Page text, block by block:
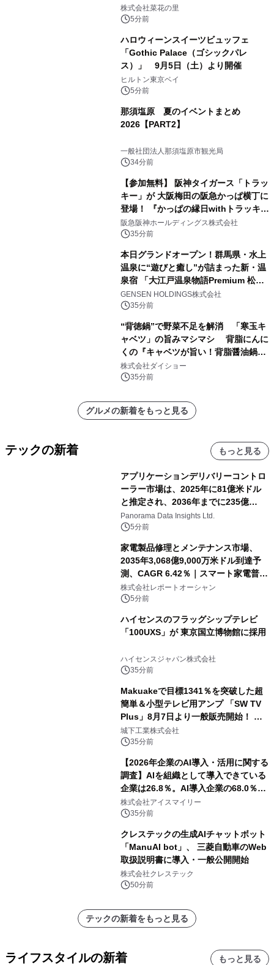
株式会社菜花の里
5分前
ハロウィーンスイーツビュッフェ
「Gothic Palace（ゴシックパレ
ス）」 9月5日（土）より開催
ヒルトン東京ベイ
5分前
那須塩原 夏のイベントまとめ
2026【PART2】
一般社団法人那須塩原市観光局
34分前
【参加無料】 阪神タイガース「トラッ
キー」が 大阪梅田の阪急かっぱ横丁に
登場！ 『かっぱの縁日withトラッキ
ー』
阪急阪神ホールディングス株式会社
35分前
本日グランドオープン！群馬県・水上
温泉に“遊びと癒し”が詰まった新・温
泉宿 「大江戸温泉物語Premium 松乃
井」が誕生
GENSEN HOLDINGS株式会社
35分前
“背徳鍋”で野菜不足を解消 「寒玉キ
ャベツ」の旨みマシマシ 背脂にんに
くの『キャベツが旨い！背脂醤油鍋ス
ープ』発売
株式会社ダイショー
35分前
グルメの新着をもっと見る
テックの新着 もっと見る
アプリケーションデリバリーコントロ
ーラー市場は、2025年に81億米ドル
と推定され、2036年までに235億
8,000万米ドルに達すると予測されて
おり、予測期間（2026年～2036年）
Panorama Data Insights Ltd.
5分前
家電製品修理とメンテナンス市場、
2035年3,068億9,000万米ドル到達予
測、CAGR 6.42％｜スマート家電普
及・循環型経済・メンテナンス需要拡
大が成長を加速
株式会社レポートオーシャン
5分前
ハイセンスのフラッグシップテレビ
「100UXS」が 東京国立博物館に採用
ハイセンスジャパン株式会社
35分前
Makuakeで目標1341％を突破した超
簡単＆小型テレビ用アンプ 「SW TV
Plus」8月7日より一般販売開始！ ケ
ーブル1本つなぐだけ、テレビの音が
ぐっと豊かに
城下工業株式会社
35分前
【2026年企業のAI導入・活用に関する
調査】AIを組織として導入できている
企業は26.8％。AI導入企業の68.0％
が、自社でのAI導入・活用は「上手く
いっている」と回答
株式会社アイスマイリー
35分前
クレステックの生成AIチャットボット
「ManuAI bot」、 三菱自動車のWeb
取扱説明書に導入・一般公開開始
株式会社クレステック
50分前
テックの新着をもっと見る
ライフスタイルの新着 もっと見る